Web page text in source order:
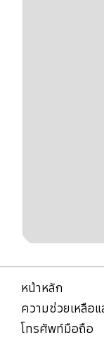
หน้าหลัก
ความช่วยเหลื
โทรศัพท์มือถือ